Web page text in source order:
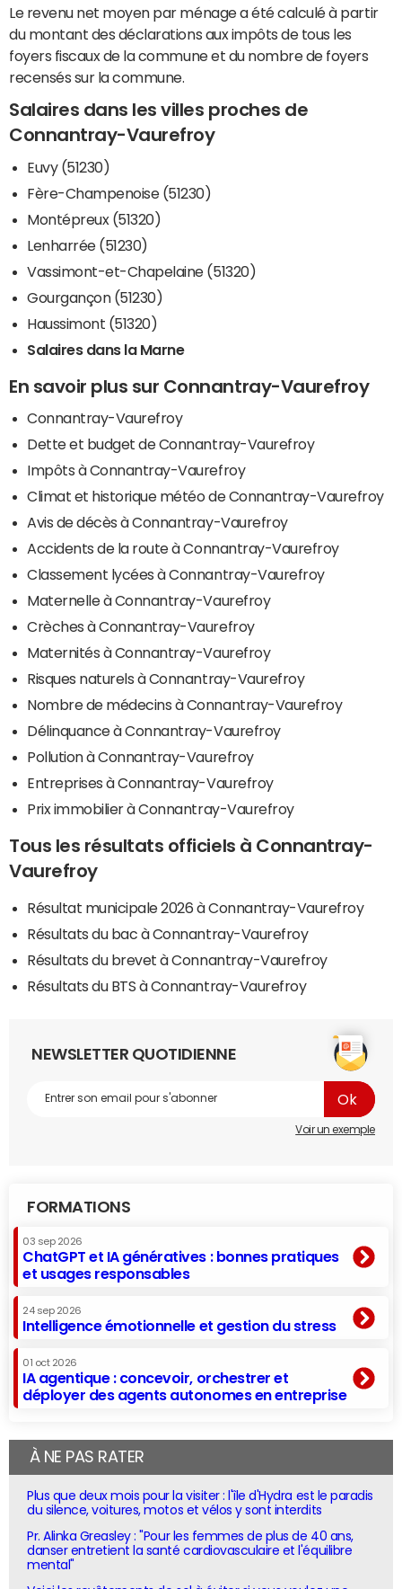
Le revenu net moyen par ménage a été calculé à partir
du montant des déclarations aux impôts de tous les
foyers fiscaux de la commune et du nombre de foyers
recensés sur la commune.
Salaires dans les villes proches de
Connantray-Vaurefroy
Euvy (51230)
Fère-Champenoise (51230)
Montépreux (51320)
Lenharrée (51230)
Vassimont-et-Chapelaine (51320)
Gourgançon (51230)
Haussimont (51320)
Salaires dans la Marne
En savoir plus sur Connantray-Vaurefroy
Connantray-Vaurefroy
Dette et budget de Connantray-Vaurefroy
Impôts à Connantray-Vaurefroy
Climat et historique météo de Connantray-Vaurefroy
Avis de décès à Connantray-Vaurefroy
Accidents de la route à Connantray-Vaurefroy
Classement lycées à Connantray-Vaurefroy
Maternelle à Connantray-Vaurefroy
Crèches à Connantray-Vaurefroy
Maternités à Connantray-Vaurefroy
Risques naturels à Connantray-Vaurefroy
Nombre de médecins à Connantray-Vaurefroy
Délinquance à Connantray-Vaurefroy
Pollution à Connantray-Vaurefroy
Entreprises à Connantray-Vaurefroy
Prix immobilier à Connantray-Vaurefroy
Tous les résultats officiels à Connantray-
Vaurefroy
Résultat municipale 2026 à Connantray-Vaurefroy
Résultats du bac à Connantray-Vaurefroy
Résultats du brevet à Connantray-Vaurefroy
Résultats du BTS à Connantray-Vaurefroy
NEWSLETTER QUOTIDIENNE
Voir un exemple
FORMATIONS
03 sep 2026
ChatGPT et IA génératives : bonnes pratiques
et usages responsables
24 sep 2026
Intelligence émotionnelle et gestion du stress
01 oct 2026
IA agentique : concevoir, orchestrer et
déployer des agents autonomes en entreprise
À NE PAS RATER
Plus que deux mois pour la visiter : l'île d'Hydra est le paradis
du silence, voitures, motos et vélos y sont interdits
Pr. Alinka Greasley : "Pour les femmes de plus de 40 ans,
danser entretient la santé cardiovasculaire et l'équilibre
mental"